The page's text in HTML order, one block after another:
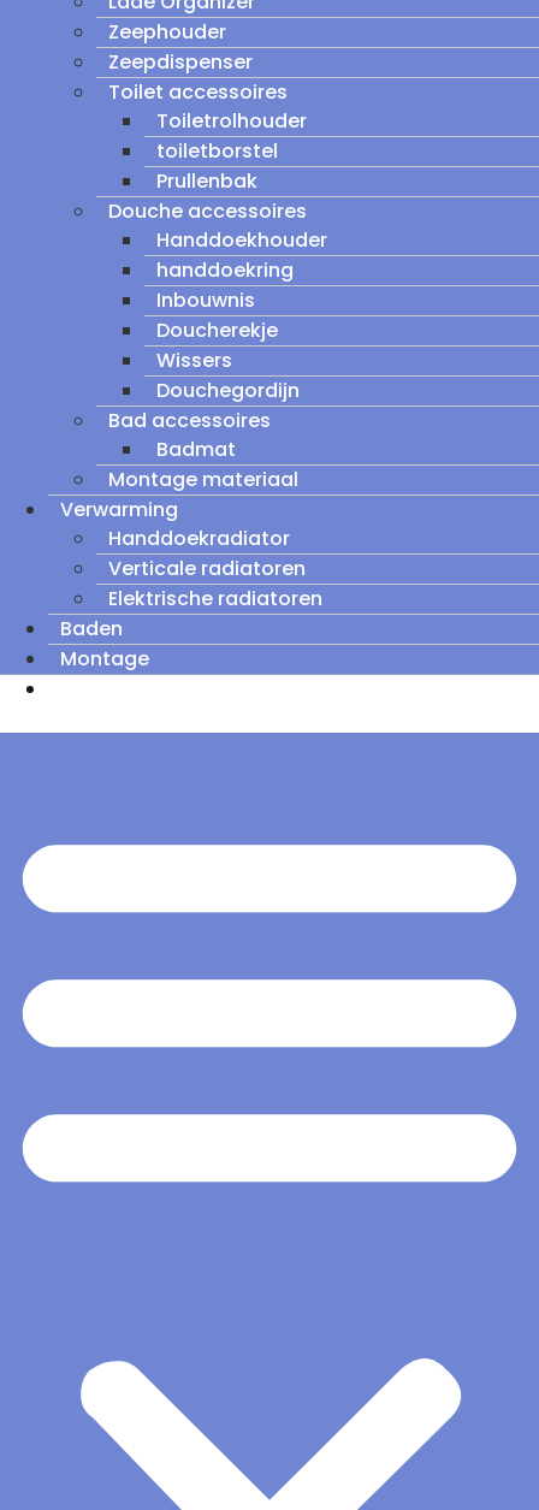
Zeephouder
Zeepdispenser
Toilet accessoires
Toiletrolhouder
toiletborstel
Prullenbak
Douche accessoires
Handdoekhouder
handdoekring
Inbouwnis
Doucherekje
Wissers
Douchegordijn
Bad accessoires
Badmat
Montage materiaal
Verwarming
Handdoekradiator
Verticale radiatoren
Elektrische radiatoren
Baden
Montage